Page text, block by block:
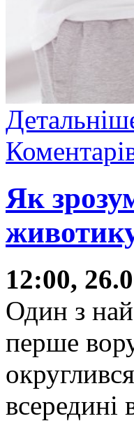
Як
12:00,
Один з
перше
всередині